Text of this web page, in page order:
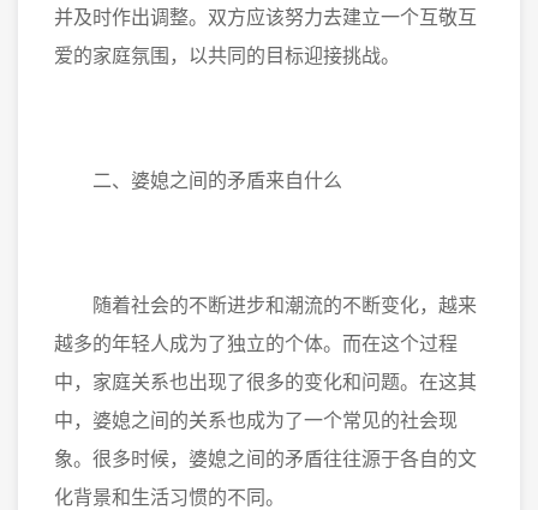
并及时作出调整。双方应该努力去建立一个互敬互
爱的家庭氛围，以共同的目标迎接挑战。
二、婆媳之间的矛盾来自什么
随着社会的不断进步和潮流的不断变化，越来
越多的年轻人成为了独立的个体。而在这个过程
中，家庭关系也出现了很多的变化和问题。在这其
中，婆媳之间的关系也成为了一个常见的社会现
象。很多时候，婆媳之间的矛盾往往源于各自的文
化背景和生活习惯的不同。